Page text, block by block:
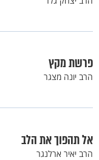
פרשת מקץ
הרב יונה מצגר
אל תהפוך את הלב
הרב יאיר ארלנגר